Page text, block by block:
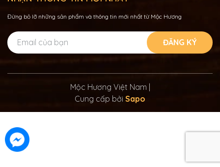
Đừng bỏ lỡ những sản phẩm và thông tin mới nhất từ Mộc Hương
ĐĂNG KÝ
Mộc Hương Việt Nam |
Cung cấp bởi Sapo